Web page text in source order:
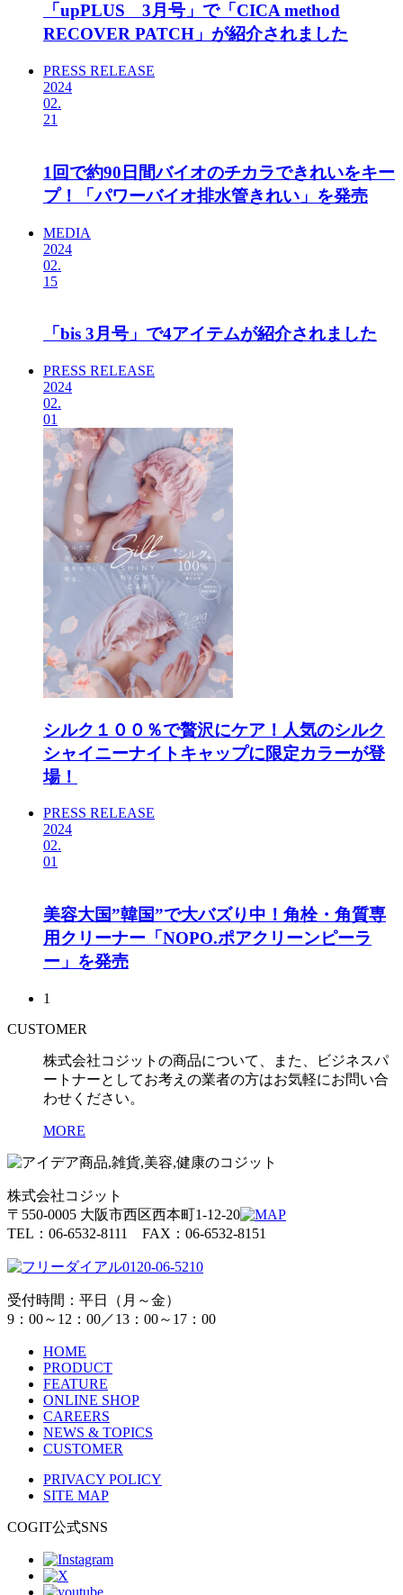
「upPLUS 3月号」で「CICA method
RECOVER PATCH」が紹介されました
PRESS RELEASE
2024
02.
21
1回で約90日間バイオのチカラできれいをキー
プ！「パワーバイオ排水管きれい」を発売
MEDIA
2024
02.
15
「bis 3月号」で4アイテムが紹介されました
PRESS RELEASE
2024
02.
01
シルク１００％で贅沢にケア！人気のシルク
シャイニーナイトキャップに限定カラーが登
場！
PRESS RELEASE
2024
02.
01
美容大国”韓国”で大バズり中！角栓・角質専
用クリーナー「NOPO.ポアクリーンピーラ
ー」を発売
1
CUSTOMER
株式会社コジットの商品について、また、ビジネスパ
ートナーとしてお考えの業者の方はお気軽にお問い合
わせください。
MORE
株式会社コジット
〒550-0005 大阪市西区西本町1-12-20
TEL：06-6532-8111 FAX：06-6532-8151
0120-06-5210
受付時間：平日（月～金）
9：00～12：00／13：00～17：00
HOME
PRODUCT
FEATURE
ONLINE SHOP
CAREERS
NEWS & TOPICS
CUSTOMER
PRIVACY POLICY
SITE MAP
COGIT公式SNS